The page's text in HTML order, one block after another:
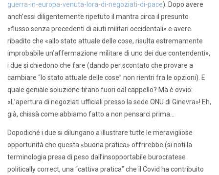
guerra-in-europa-venuta-lora-di-negoziati-di-pace). Dopo avere
anch’essi diligentemente ripetuto il mantra circa il presunto
«flusso senza precedenti di aiuti militari occidentali» e avere
ribadito che «allo stato attuale delle cose, risulta estremamente
improbabile un’affermazione militare di uno dei due contendenti»,
i due si chiedono che fare (dando per scontato che provare a
cambiare “lo stato attuale delle cose” non rientri fra le opzioni). E
quale geniale soluzione tirano fuori dal cappello? Ma è ovvio:
«L’apertura di negoziati ufficiali presso la sede ONU di Ginevra»! Eh,
già, chissà come abbiamo fatto a non pensarci prima…
Dopodiché i due si dilungano a illustrare tutte le meravigliose
opportunità che questa «buona pratica» offrirebbe (si noti la
terminologia presa di peso dall’insopportabile burocratese
politically correct, una “cattiva pratica” che il Covid ha contribuito